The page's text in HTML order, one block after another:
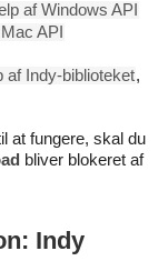
af Windows API
API
af Indy-biblioteket,
at fungere, skal du
bliver blokeret af
Indy